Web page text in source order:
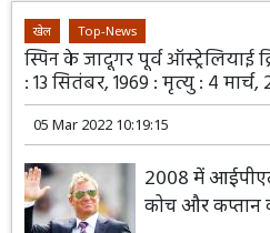
खेल Top-News
स्पिन के जादूगर पूर्व ऑस्ट्रेलियाई
: 13 सितंबर, 1969 : मृत्यु : 4 मार्च,
05 Mar 2022 10:19:15
2008 में
कोच और कप्तान